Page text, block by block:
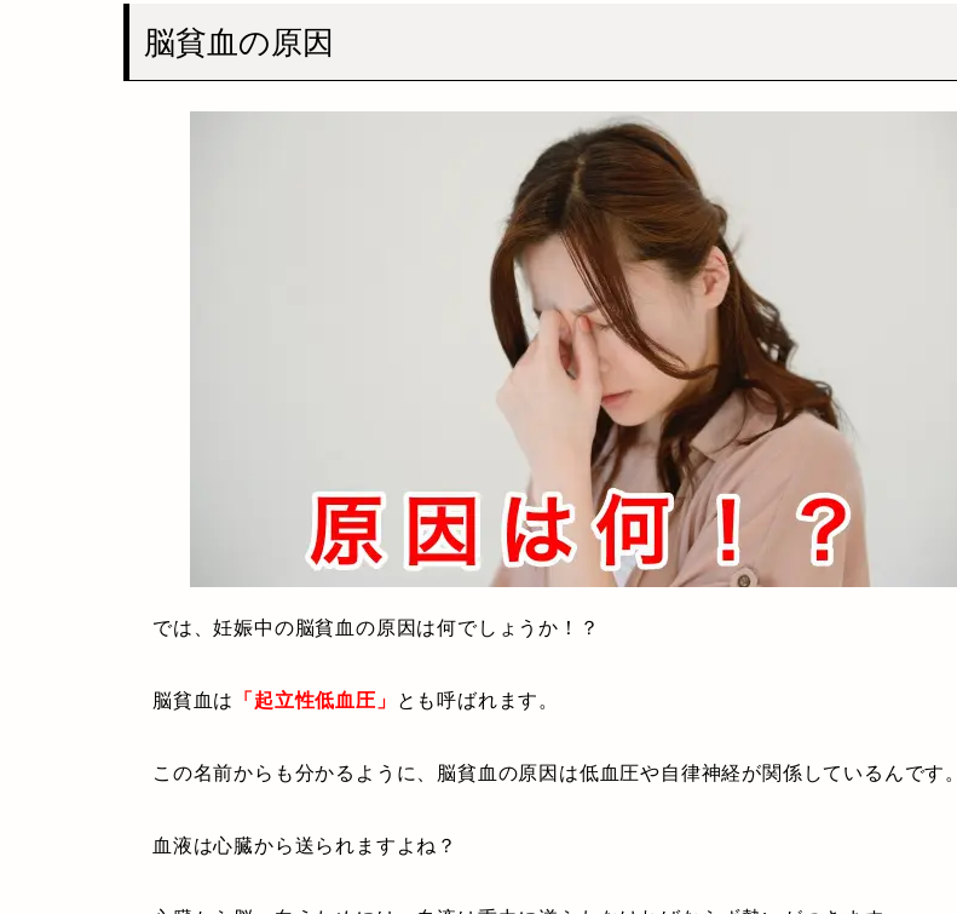
脳貧血の原因
では、妊娠中の脳貧血の原因は何でしょうか！？
脳貧血は 「起立性低血圧」 とも呼ばれます。
この名前からも分かるように、脳貧血の原因は低血圧や自律神経が関係しているんです。
血液は心臓から送られますよね？